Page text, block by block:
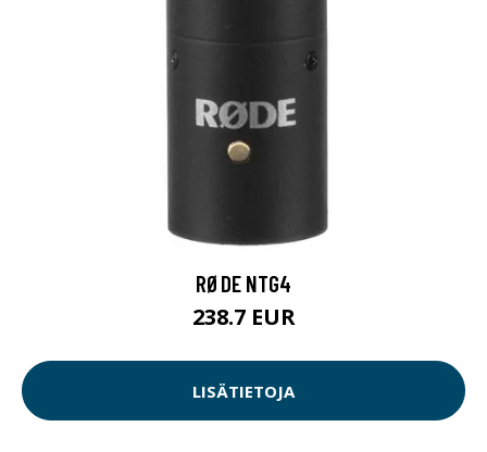
RØDE NTG4
238.7 EUR
LISÄTIETOJA